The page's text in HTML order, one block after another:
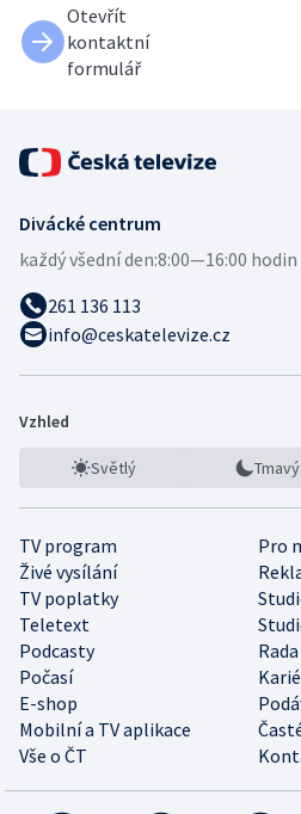
Otevřít
kontaktní
formulář
Divácké centrum
každý všední den:8:00—16:00 hodin
261 136 113
info@ceskatelevize.cz
Vzhled
Světlý Tmavý
TV program
Pro
Živé vysílání
TV poplatky
Teletext
Podcasty
Počasí
E-shop
Mobilní a TV aplikace
Vše o ČT